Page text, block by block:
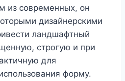
из современных, он
дизайнерскими
ландшафтный
строгую и при
для
форму.